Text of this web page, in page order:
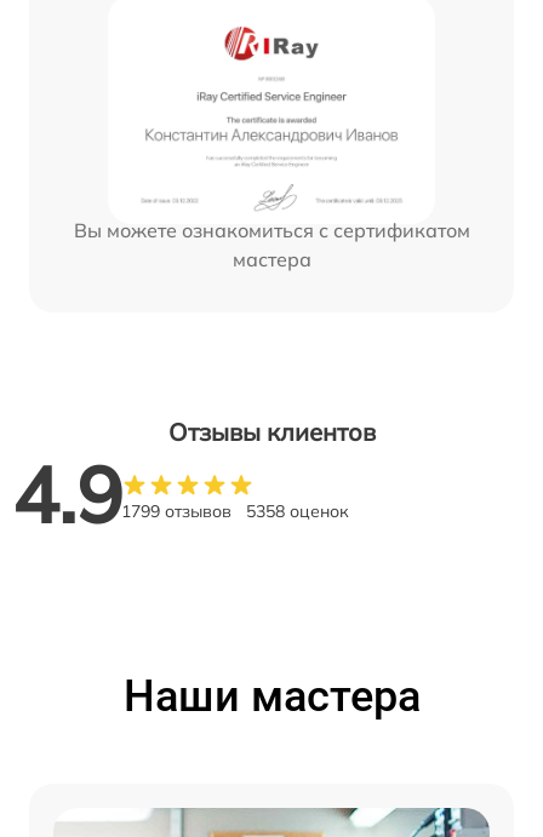
Вы можете ознакомиться с сертификатом
мастера
Отзывы клиентов
4.91799 отзывов 5358 оценок
Наши мастера